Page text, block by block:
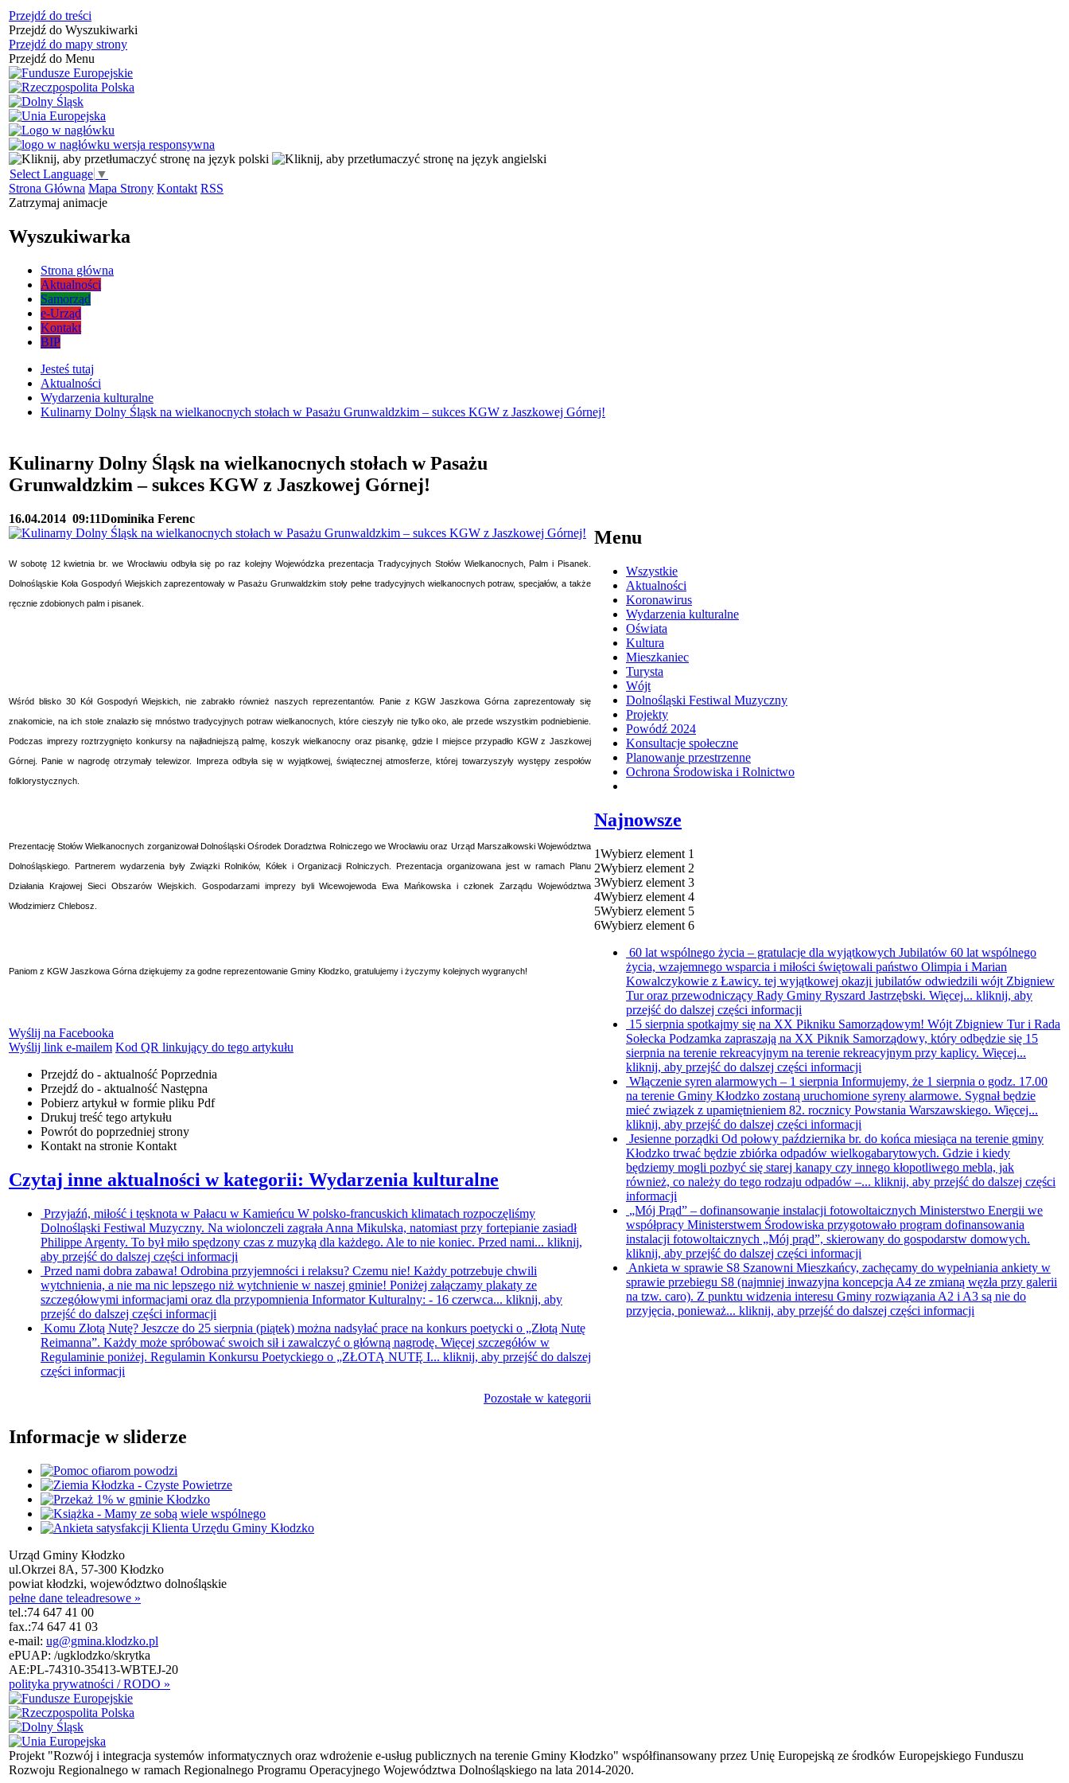
Przejdź do treści
Przejdź do Wyszukiwarki
Przejdź do mapy strony
Przejdź do Menu
Select Language ▼
Strona Główna Mapa Strony Kontakt RSS
Zatrzymaj animacje
Wyszukiwarka
Strona główna
Aktualności
Samorząd
e-Urząd
Kontakt
BIP
Jesteś tutaj
Aktualności
Wydarzenia kulturalne
Kulinarny Dolny Śląsk na wielkanocnych stołach w Pasażu Grunwaldzkim – sukces KGW z Jaszkowej Górnej!
Kulinarny Dolny Śląsk na wielkanocnych stołach w Pasażu
Grunwaldzkim – sukces KGW z Jaszkowej Górnej!
16.04.2014 09:11Dominika Ferenc
W sobotę 12 kwietnia br. we Wrocławiu odbyła się po raz kolejny Wojewódzka prezentacja Tradycyjnych Stołów Wielkanocnych, Palm i Pisanek.
Dolnośląskie Koła Gospodyń Wiejskich zaprezentowały w Pasażu Grunwaldzkim stoły pełne tradycyjnych wielkanocnych potraw, specjałów, a także
ręcznie zdobionych palm i pisanek.
Wśród blisko 30 Kół Gospodyń Wiejskich, nie zabrakło również naszych reprezentantów. Panie z KGW Jaszkowa Górna zaprezentowały się
znakomicie, na ich stole znalazło się mnóstwo tradycyjnych potraw wielkanocnych, które cieszyły nie tylko oko, ale przede wszystkim podniebienie.
Podczas imprezy roztrzygnięto konkursy na najładniejszą palmę, koszyk wielkanocny oraz pisankę, gdzie I miejsce przypadło KGW z Jaszkowej
Górnej. Panie w nagrodę otrzymały telewizor. Impreza odbyła się w wyjątkowej, świątecznej atmosferze, której towarzyszyły występy zespołów
folklorystycznych.
Prezentację Stołów Wielkanocnych zorganizował Dolnośląski Ośrodek Doradztwa Rolniczego we Wrocławiu oraz Urząd Marszałkowski Województwa
Dolnośląskiego. Partnerem wydarzenia były Związki Rolników, Kółek i Organizacji Rolniczych. Prezentacja organizowana jest w ramach Planu
Działania Krajowej Sieci Obszarów Wiejskich. Gospodarzami imprezy byli Wicewojewoda Ewa Mańkowska i członek Zarządu Województwa
Włodzimierz Chlebosz.
Paniom z KGW Jaszkowa Górna dziękujemy za godne reprezentowanie Gminy Kłodzko, gratulujemy i życzymy kolejnych wygranych!
Wyślij na Facebooka
Wyślij link e-mailem Kod QR linkujący do tego artykułu
Przejdź do - aktualność Poprzednia
Przejdź do - aktualność Następna
Pobierz artykuł w formie pliku Pdf
Drukuj treść tego artykułu
Powrót do poprzedniej strony
Kontakt na stronie Kontakt
Czytaj inne aktualności w kategorii: Wydarzenia kulturalne
Przyjaźń, miłość i tęsknota w Pałacu w Kamieńcu W polsko-francuskich klimatach rozpoczęliśmy
Dolnośląski Festiwal Muzyczny. Na wiolonczeli zagrała Anna Mikulska, natomiast przy fortepianie zasiadł
Philippe Argenty. To był miło spędzony czas z muzyką dla każdego. Ale to nie koniec. Przed nami... kliknij,
aby przejść do dalszej części informacji
Przed nami dobra zabawa! Odrobina przyjemności i relaksu? Czemu nie! Każdy potrzebuje chwili
wytchnienia, a nie ma nic lepszego niż wytchnienie w naszej gminie! Poniżej załączamy plakaty ze
szczegółowymi informacjami oraz dla przypomnienia Informator Kulturalny: - 16 czerwca... kliknij, aby
przejść do dalszej części informacji
Komu Złotą Nutę? Jeszcze do 25 sierpnia (piątek) można nadsyłać prace na konkurs poetycki o „Złotą Nutę
Reimanna”. Każdy może spróbować swoich sił i zawalczyć o główną nagrodę. Więcej szczegółów w
Regulaminie poniżej. Regulamin Konkursu Poetyckiego o „ZŁOTĄ NUTĘ I... kliknij, aby przejść do dalszej
części informacji
Pozostałe w kategorii
Menu
Wszystkie
Aktualności
Koronawirus
Wydarzenia kulturalne
Oświata
Kultura
Mieszkaniec
Turysta
Wójt
Dolnośląski Festiwal Muzyczny
Projekty
Powódź 2024
Konsultacje społeczne
Planowanie przestrzenne
Ochrona Środowiska i Rolnictwo
Najnowsze
1Wybierz element 1
2Wybierz element 2
3Wybierz element 3
4Wybierz element 4
5Wybierz element 5
6Wybierz element 6
60 lat wspólnego życia – gratulacje dla wyjątkowych Jubilatów 60 lat wspólnego
życia, wzajemnego wsparcia i miłości świętowali państwo Olimpia i Marian
Kowalczykowie z Ławicy. tej wyjątkowej okazji jubilatów odwiedzili wójt Zbigniew
Tur oraz przewodniczący Rady Gminy Ryszard Jastrzębski. Więcej... kliknij, aby
przejść do dalszej części informacji
15 sierpnia spotkajmy się na XX Pikniku Samorządowym! Wójt Zbigniew Tur i Rada
Sołecka Podzamka zapraszają na XX Piknik Samorządowy, który odbędzie się 15
sierpnia na terenie rekreacyjnym na terenie rekreacyjnym przy kaplicy. Więcej...
kliknij, aby przejść do dalszej części informacji
Włączenie syren alarmowych – 1 sierpnia Informujemy, że 1 sierpnia o godz. 17.00
na terenie Gminy Kłodzko zostaną uruchomione syreny alarmowe. Sygnał będzie
mieć związek z upamiętnieniem 82. rocznicy Powstania Warszawskiego. Więcej...
kliknij, aby przejść do dalszej części informacji
Jesienne porządki Od połowy października br. do końca miesiąca na terenie gminy
Kłodzko trwać będzie zbiórka odpadów wielkogabarytowych. Gdzie i kiedy
będziemy mogli pozbyć się starej kanapy czy innego kłopotliwego mebla, jak
również, co należy do tego rodzaju odpadów –... kliknij, aby przejść do dalszej części
informacji
„Mój Prąd” – dofinansowanie instalacji fotowoltaicznych Ministerstwo Energii we
współpracy Ministerstwem Środowiska przygotowało program dofinansowania
instalacji fotowoltaicznych „Mój prąd”, skierowany do gospodarstw domowych.
kliknij, aby przejść do dalszej części informacji
Ankieta w sprawie S8 Szanowni Mieszkańcy, zachęcamy do wypełniania ankiety w
sprawie przebiegu S8 (najmniej inwazyjna koncepcja A4 ze zmianą węzła przy galerii
na tzw. caro). Z punktu widzenia interesu Gminy rozwiązania A2 i A3 są nie do
przyjęcia, ponieważ... kliknij, aby przejść do dalszej części informacji
Informacje w sliderze
Urząd Gminy Kłodzko
ul.Okrzei 8A, 57-300 Kłodzko
powiat kłodzki, województwo dolnośląskie
pełne dane teleadresowe »
tel.:74 647 41 00
fax.:74 647 41 03
e-mail: ug@gmina.klodzko.pl
ePUAP: /ugklodzko/skrytka
AE:PL-74310-35413-WBTEJ-20
polityka prywatności / RODO »
Projekt "Rozwój i integracja systemów informatycznych oraz wdrożenie e-usług publicznych na terenie Gminy Kłodzko" współfinansowany przez Unię Europejską ze środków Europejskiego Funduszu
Rozwoju Regionalnego w ramach Regionalnego Programu Operacyjnego Województwa Dolnośląskiego na lata 2014-2020.